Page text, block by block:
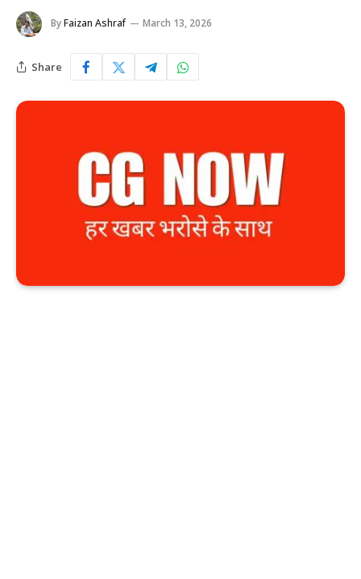
ByFaizan Ashraf March 13, 2026
Share